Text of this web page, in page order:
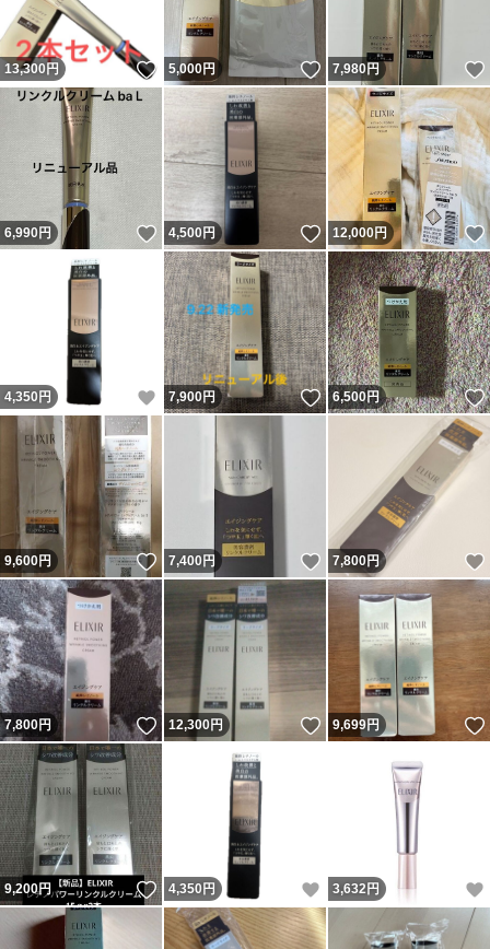
13,300 円 いいね！
5,000円 いいね！
7,980円
6,990円 いいね！
4,500円 いいね！
12,000円
4,350 円 いいね！
7,900円 いいね！
6,500円
9,600円 いいね！
7,400円 いいね！
7,800円
7,800円 いいね！
12,300円 いいね！
9,699円
9,200円 いいね！
4,350 円 いいね！
3,632円